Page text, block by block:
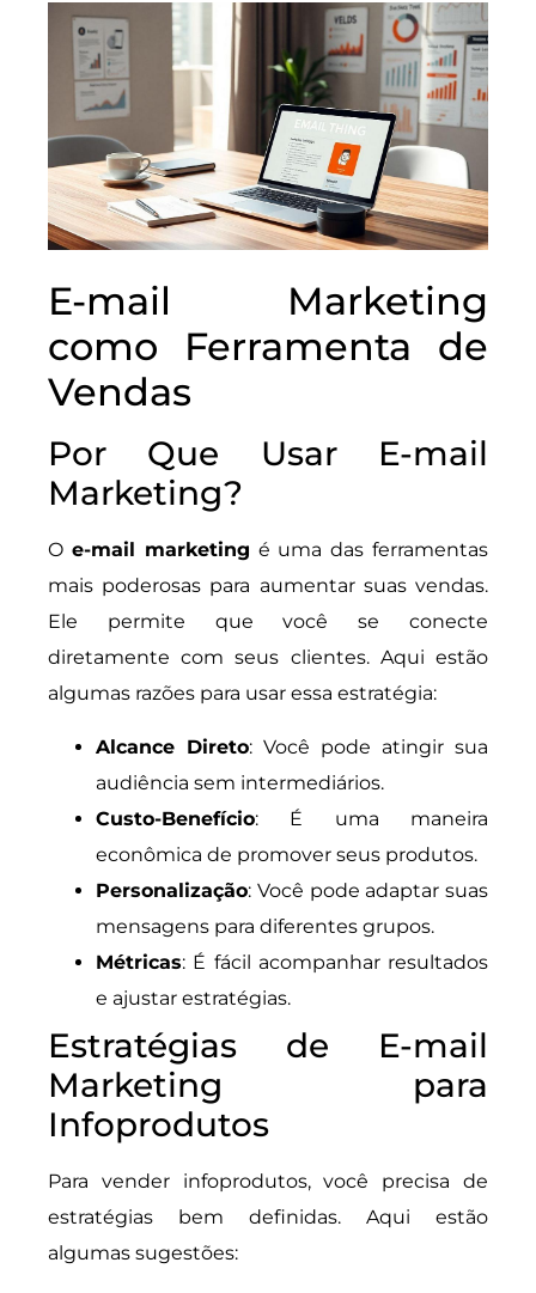
E-mail Marketing
como Ferramenta de
Vendas
Por Que Usar E-mail
Marketing?
O e-mail marketing é uma das ferramentas
mais poderosas para aumentar suas vendas.
Ele permite que você se conecte
diretamente com seus clientes. Aqui estão
algumas razões para usar essa estratégia:
Alcance Direto: Você pode atingir sua
audiência sem intermediários.
Custo-Benefício: É uma maneira
econômica de promover seus produtos.
Personalização: Você pode adaptar suas
mensagens para diferentes grupos.
Métricas: É fácil acompanhar resultados
e ajustar estratégias.
Estratégias de E-mail
Marketing para
Infoprodutos
Para vender infoprodutos, você precisa de
estratégias bem definidas. Aqui estão
algumas sugestões: